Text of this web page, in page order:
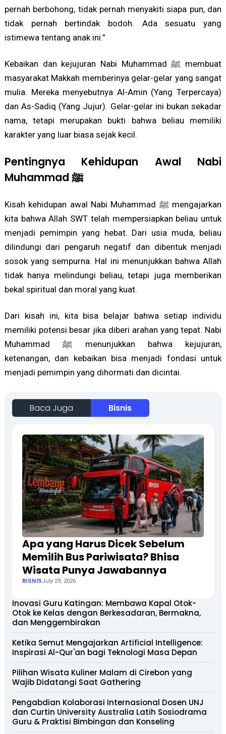
pernah berbohong, tidak pernah menyakiti siapa pun, dan
tidak pernah bertindak bodoh. Ada sesuatu yang
istimewa tentang anak ini.”
Kebaikan dan kejujuran Nabi Muhammad ﷺ membuat
masyarakat Makkah memberinya gelar-gelar yang sangat
mulia. Mereka menyebutnya Al-Amin (Yang Terpercaya)
dan As-Sadiq (Yang Jujur). Gelar-gelar ini bukan sekadar
nama, tetapi merupakan bukti bahwa beliau memiliki
karakter yang luar biasa sejak kecil.
Pentingnya Kehidupan Awal Nabi
Muhammad ﷺ
Kisah kehidupan awal Nabi Muhammad ﷺ mengajarkan
kita bahwa Allah SWT telah mempersiapkan beliau untuk
menjadi pemimpin yang hebat. Dari usia muda, beliau
dilindungi dari pengaruh negatif dan dibentuk menjadi
sosok yang sempurna. Hal ini menunjukkan bahwa Allah
tidak hanya melindungi beliau, tetapi juga memberikan
bekal spiritual dan moral yang kuat.
Dari kisah ini, kita bisa belajar bahwa setiap individu
memiliki potensi besar jika diberi arahan yang tepat. Nabi
Muhammad ﷺ menunjukkan bahwa kejujuran,
ketenangan, dan kebaikan bisa menjadi fondasi untuk
menjadi pemimpin yang dihormati dan dicintai.
Baca Juga Bisnis
Apa yang Harus Dicek Sebelum
Memilih Bus Pariwisata? Bhisa
Wisata Punya Jawabannya
BISNISJuly 29, 2026
Inovasi Guru Katingan: Membawa Kapal Otok-
Otok ke Kelas dengan Berkesadaran, Bermakna,
dan Menggembirakan
Ketika Semut Mengajarkan Artificial Intelligence:
Inspirasi Al-Qur'an bagi Teknologi Masa Depan
Pilihan Wisata Kuliner Malam di Cirebon yang
Wajib Didatangi Saat Gathering
Pengabdian Kolaborasi Internasional Dosen UNJ
dan Curtin University Australia Latih Sosiodrama
Guru & Praktisi Bimbingan dan Konseling